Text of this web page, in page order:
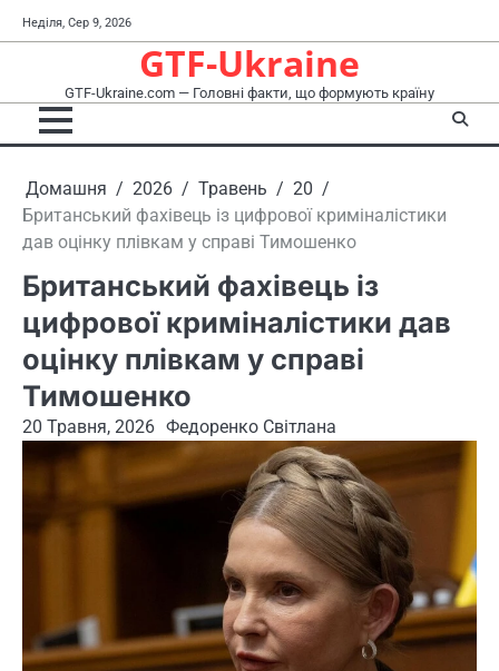
до
Неділя, Сер 9, 2026
GTF-Ukraine
GTF-Ukraine.com — Головні факти, що формують країну
Домашня 2026 Травень
20
Британський фахівець із цифрової криміналістики
дав оцінку плівкам у справі Тимошенко
Британський фахівець із
цифрової криміналістики дав
оцінку плівкам у справі
Тимошенко
20 Травня, 2026 Федоренко Світлана